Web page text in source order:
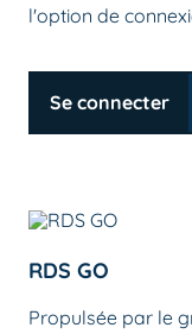
l'option de
Se connecter
RDS GO
Propulsée par le